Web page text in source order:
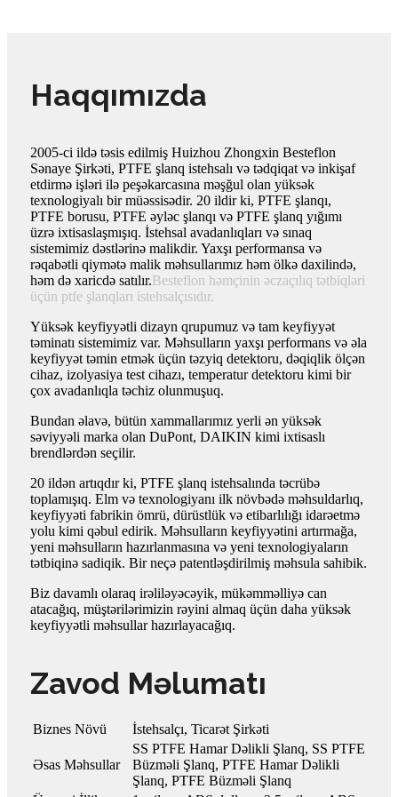
Haqqımızda
2005-ci ildə təsis edilmiş Huizhou Zhongxin Besteflon
Sənaye Şirkəti, PTFE şlanq istehsalı və tədqiqat və inkişaf
etdirmə işləri ilə peşəkarcasına məşğul olan yüksək
texnologiyalı bir müəssisədir. 20 ildir ki, PTFE şlanqı,
PTFE borusu, PTFE əyləc şlanqı və PTFE şlanq yığımı
üzrə ixtisaslaşmışıq. İstehsal avadanlıqları və sınaq
sistemimiz dəstlərinə malikdir. Yaxşı performansa və
rəqabətli qiymətə malik məhsullarımız həm ölkə daxilində,
həm də xaricdə satılır.Besteflon həmçinin əczaçılıq tətbiqləri
üçün ptfe şlanqları istehsalçısıdır.
Yüksək keyfiyyətli dizayn qrupumuz və tam keyfiyyət
təminatı sistemimiz var. Məhsulların yaxşı performans və əla
keyfiyyət təmin etmək üçün təzyiq detektoru, dəqiqlik ölçən
cihaz, izolyasiya test cihazı, temperatur detektoru kimi bir
çox avadanlıqla təchiz olunmuşuq.
Bundan əlavə, bütün xammallarımız yerli ən yüksək
səviyyəli marka olan DuPont, DAIKIN kimi ixtisaslı
brendlərdən seçilir.
20 ildən artıqdır ki, PTFE şlanq istehsalında təcrübə
toplamışıq. Elm və texnologiyanı ilk növbədə məhsuldarlıq,
keyfiyyəti fabrikin ömrü, dürüstlük və etibarlılığı idarəetmə
yolu kimi qəbul edirik. Məhsulların keyfiyyətini artırmağa,
yeni məhsulların hazırlanmasına və yeni texnologiyaların
tətbiqinə sadiqik. Bir neçə patentləşdirilmiş məhsula sahibik.
Biz davamlı olaraq irəliləyəcəyik, mükəmməlliyə can
atacağıq, müştərilərimizin rəyini almaq üçün daha yüksək
keyfiyyətli məhsullar hazırlayacağıq.
Zavod Məlumatı
Biznes Növü İstehsalçı, Ticarət Şirkəti
Əsas Məhsullar
SS PTFE Hamar Dəlikli Şlanq, SS PTFE
Büzməli Şlanq, PTFE Hamar Dəlikli
Şlanq, PTFE Büzməli Şlanq